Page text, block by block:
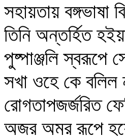
সহায়তায় বঙ্গভাষা
তিনি অন্তর্হিত
পুষ্পাঞ্জলি স্বরূপে
সখা ওহে কে বলিল
রোগতাপজর্জরিত
অজর অমর রূপে